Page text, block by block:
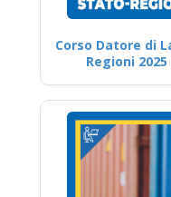
Corso Datore di
Regioni